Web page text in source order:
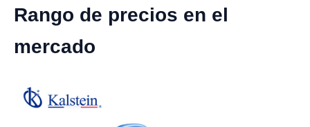
Rango de precios en el
mercado